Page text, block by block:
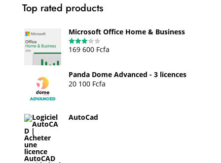
Top rated products
Microsoft Office Home & Business
Note
169 600 Fcfa
Panda Dome Advanced - 3 licences
20 100 Fcfa
AutoCad